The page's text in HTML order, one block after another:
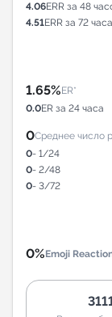
4.06ERR за 48
4.51ERR за 72 часа
1.65%ER*
0.0ER за 24 часа
0Среднее число
0- 1/24
0- 2/48
0- 3/72
0%Emoji